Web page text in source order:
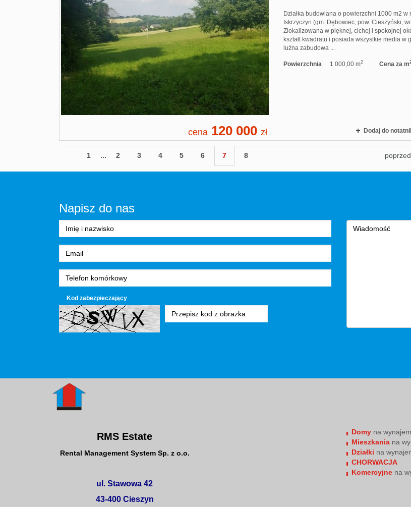
Działka budowlana o powierzchni 1000 m2 w
Iskrzyczyn (gm. Dębowiec, pow. Cieszyński,
Zlokalizowana w pięknej, cichej i spokojnej
kształt kwadratu i posiada wszystkie media w
luźna zabudowa ...
Powierzchnia 1 000,00 m2 Cena za m
cena120 000 zł Dodaj do
1 ... 2 3 4 5 6 7 8
Napisz do nas
Kod zabezpieczający
RMS Estate
Rental Management System Sp. z o.o.
ul. Stawowa 42
43-400 Cieszyn
Domy na wynajem
Mieszkania na
Działki na
CHORWACJA
Komercyjne na